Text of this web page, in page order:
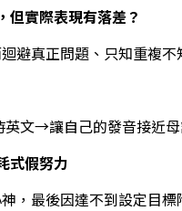
但實際表現有落差？
避真正問題、只知重複不
英文→讓自己的發音接近
式假努力
，最後因達不到設定目